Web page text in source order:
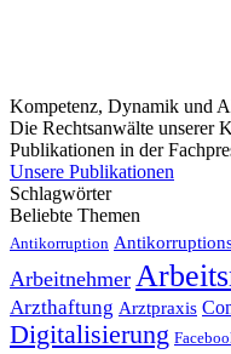
Kompetenz, Dynamik und
Die Rechtsanwälte unserer
Publikationen in der
Unsere Publikationen
Schlagwörter
Beliebte Themen
Antikorruption
Arbeitnehmer
Arzthaftung Arztpraxis
Digitalisierung